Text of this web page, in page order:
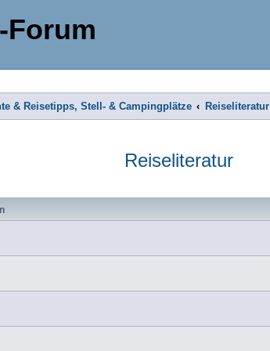
Forum
& Reisetipps, Stell- & Campingplätze
Reiseliteratur
Reiseliteratur